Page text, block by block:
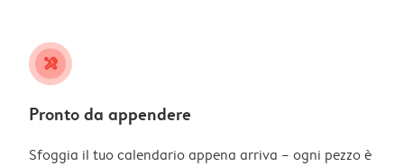
tools
Pronto da appendere
Sfoggia il tuo calendario appena arriva – ogni pezzo è